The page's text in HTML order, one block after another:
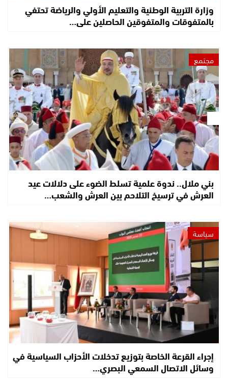
وزارة التربية الوطنية والتعليم الأولي والرياضة تحتفي
بالمتفوقات والمتفوقين الحاصلين على…
مجتمع
بني ملال.. ندوة علمية تسلط الضوء على دلالات عيد
العرش في ترسيخ التلاحم بين العرش والشعب…
سياسة
إجراء القرعة الخاصة بتوزيع تدخلات الأحزاب السياسية في
وسائل الاتصال السمعي البصري…